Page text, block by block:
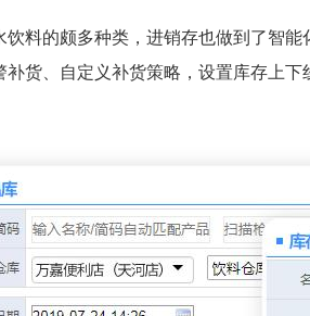
饮料的颇多种类，进销存也做到了智
补货、自定义补货策略，设置库存上